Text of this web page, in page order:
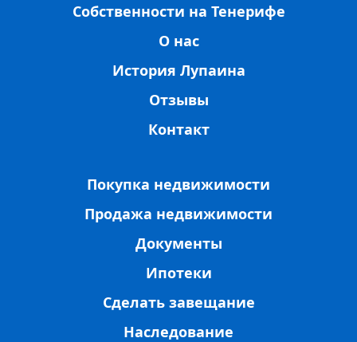
Собственности на Тенерифе
О нас
История Лупаина
Отзывы
Контакт
Покупка недвижимости
Продажа недвижимости
Документы
Ипотеки
Сделать завещание
Наследование